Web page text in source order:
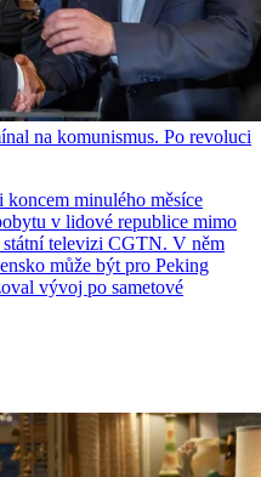
na komunismus. Po revoluci
koncem minulého měsíce
v lidové republice mimo
televizi CGTN. V něm
může být pro Peking
vývoj po sametové